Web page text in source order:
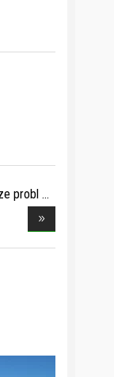
probl